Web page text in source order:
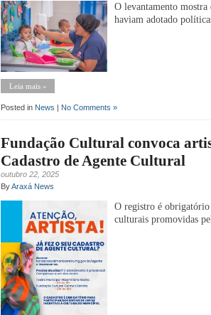
O levantamento
haviam adotado
Leia mais »
Posted in News | No Comments »
Fundação Cultural convoca
Cadastro de Agente Cultural
outubro 22, 2025
ByAraxá News
O registro é obrigatório
culturais promovidas